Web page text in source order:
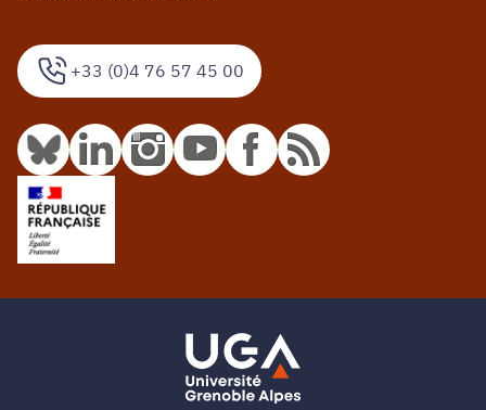
+33 (0)4 76 57 45 00